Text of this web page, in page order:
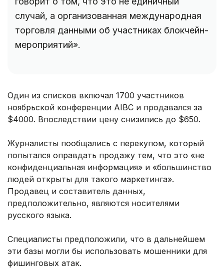
случай, а организованная международная
торговля данными об участниках блокчейн-
мероприятий».
Один из списков включал 1700 участников
ноябрьской конференции AIBC и продавался за
$4000. Впоследствии цену снизились до $650.
Журналисты пообщались с перекупом, который
попытался оправдать продажу тем, что это «не
конфиденциальная информация» и «большинство
людей открыты для такого маркетинга».
Продавец и составитель данных,
предположительно, являются носителями
русского языка.
Специалисты предположили, что в дальнейшем
эти базы могли бы использовать мошенники для
фишинговых атак.